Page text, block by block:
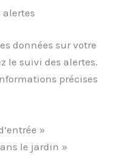
alertes
données sur votre
le suivi des alertes.
précises
»
le jardin »